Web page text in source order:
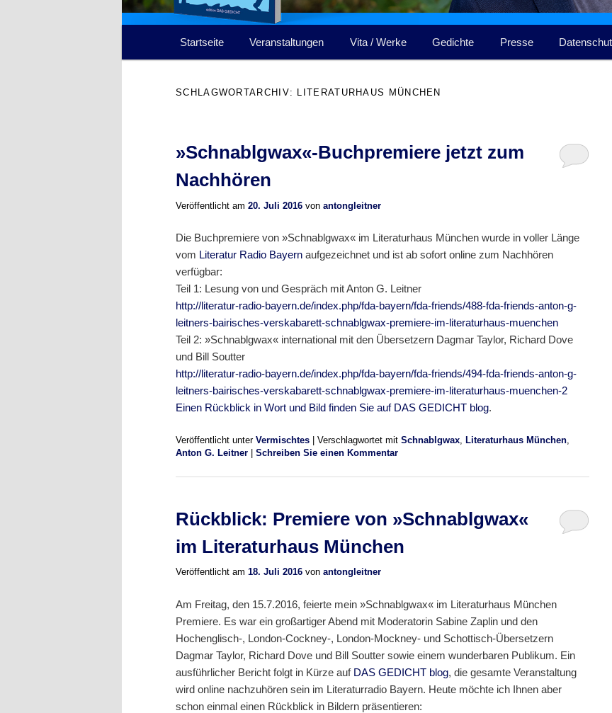
Startseite Veranstaltungen Vita / Werke Gedichte Presse
SCHLAGWORTARCHIV: LITERATURHAUS MÜNCHEN
»Schnablgwax«-Buchpremiere jetzt zum
Nachhören
Veröffentlicht am 20. Juli 2016 von antongleitner
Die Buchpremiere von »Schnablgwax« im Literaturhaus München wurde in voller Länge
vom Literatur Radio Bayern aufgezeichnet und ist ab sofort online zum Nachhören
verfügbar:
Teil 1: Lesung von und Gespräch mit Anton G. Leitner
http://literatur-radio-bayern.de/index.php/fda-bayern/fda-friends/488-fda-friends-anton-g-
leitners-bairisches-verskabarett-schnablgwax-premiere-im-literaturhaus-muenchen
Teil 2: »Schnablgwax« international mit den Übersetzern Dagmar Taylor, Richard Dove
und Bill Soutter
http://literatur-radio-bayern.de/index.php/fda-bayern/fda-friends/494-fda-friends-anton-g-
leitners-bairisches-verskabarett-schnablgwax-premiere-im-literaturhaus-muenchen-2
Einen Rückblick in Wort und Bild finden Sie auf DAS GEDICHT blog.
Veröffentlicht unter Vermischtes Verschlagwortet mit Schnablgwax Literaturhaus München
Anton G. Leitner
Schreiben Sie einen Kommentar
Rückblick: Premiere von »Schnablgwax«
im Literaturhaus München
Veröffentlicht am 18. Juli 2016 von antongleitner
Am Freitag, den 15.7.2016, feierte mein »Schnablgwax« im Literaturhaus München
Premiere. Es war ein großartiger Abend mit Moderatorin Sabine Zaplin und den
Hochenglisch-, London-Cockney-, London-Mockney- und Schottisch-Übersetzern
Dagmar Taylor, Richard Dove und Bill Soutter sowie einem wunderbaren Publikum. Ein
ausführlicher Bericht folgt in Kürze auf DAS GEDICHT blog, die gesamte Veranstaltung
wird online nachzuhören sein im Literaturradio Bayern. Heute möchte ich Ihnen aber
schon einmal einen Rückblick in Bildern präsentieren: